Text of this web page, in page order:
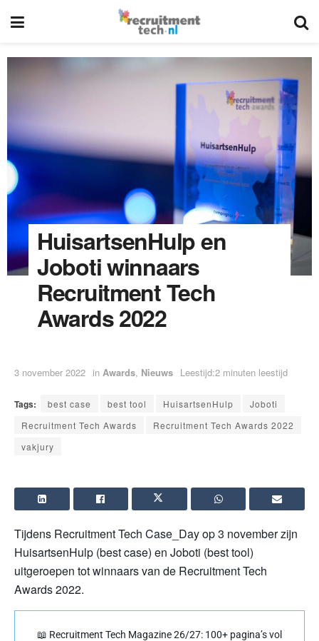
HuisartsenHulp en
Joboti winnaars
Recruitment Tech
Awards 2022
3 november 2022 in Awards, Nieuws Leestijd:2 minuten leestijd
Tags: best case best tool HuisartsenHulp
Joboti
Recruitment Tech Awards
Recruitment Tech Awards 2022
vakjury
Tijdens Recruitment Tech Case_Day op 3 november zijn
HuisartsenHulp (best case) en Joboti (best tool)
uitgeroepen tot winnaars van de Recruitment Tech
Awards 2022.
📖 Recruitment Tech Magazine 26/27: 100+ pagina’s vol